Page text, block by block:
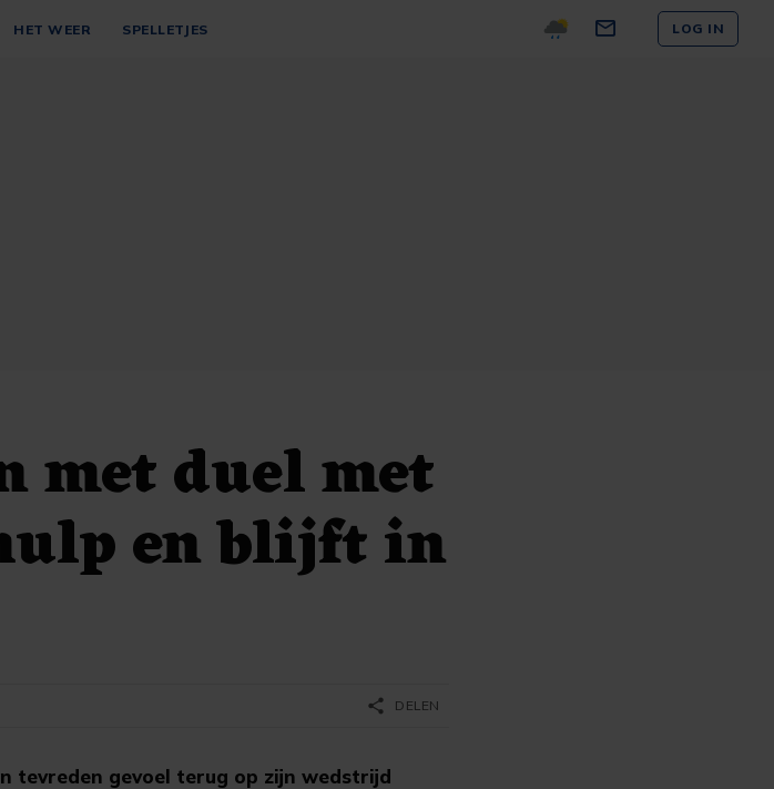
HET WEER SPELLETJES LOG IN
met duel met
en blijft in
tevreden gevoel terug op zijn wedstrijd
share DELEN